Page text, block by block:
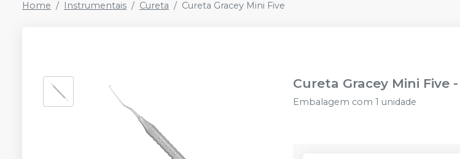
Home Instrumentais Cureta Cureta Gracey Mini Five
Cureta Gracey Mini Five -
Embalagem com 1 unidade